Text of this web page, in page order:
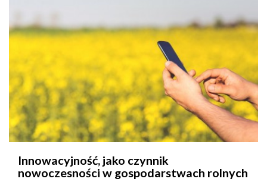
Innowacyjność, jako czynnik
nowoczesności w gospodarstwach rolnych